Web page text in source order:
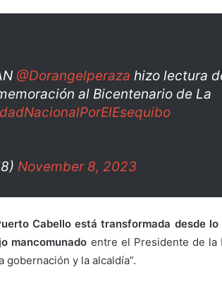
@Dorangelperaza hizo lectura
al Bicentenario de La
November 8, 2023
Cabello está transformada desde
mancomunado entre el Presidente de la
gobernación y la alcaldía”.